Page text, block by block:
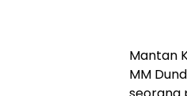
Mantan
MM